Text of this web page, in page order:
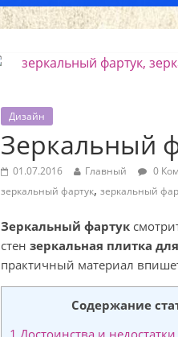
Дизайн
Зеркальный
01.07.2016 Главный 0
зеркальный фартук, зеркальный
Зеркальный фартук
стен зеркальная плитка
практичный материал
Содержание